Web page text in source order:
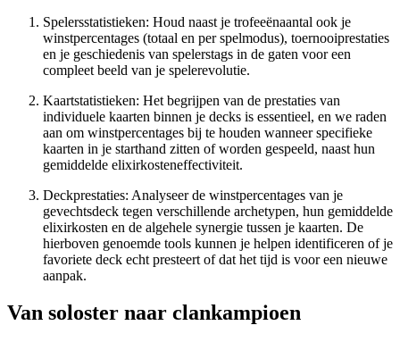
Spelersstatistieken: Houd naast je trofeeënaantal ook je
winstpercentages (totaal en per spelmodus), toernooiprestaties
en je geschiedenis van spelerstags in de gaten voor een
compleet beeld van je spelerevolutie.
Kaartstatistieken: Het begrijpen van de prestaties van
individuele kaarten binnen je decks is essentieel, en we raden
aan om winstpercentages bij te houden wanneer specifieke
kaarten in je starthand zitten of worden gespeeld, naast hun
gemiddelde elixirkosteneffectiviteit.
Deckprestaties: Analyseer de winstpercentages van je
gevechtsdeck tegen verschillende archetypen, hun gemiddelde
elixirkosten en de algehele synergie tussen je kaarten. De
hierboven genoemde tools kunnen je helpen identificeren of je
favoriete deck echt presteert of dat het tijd is voor een nieuwe
aanpak.
Van soloster naar clankampioen